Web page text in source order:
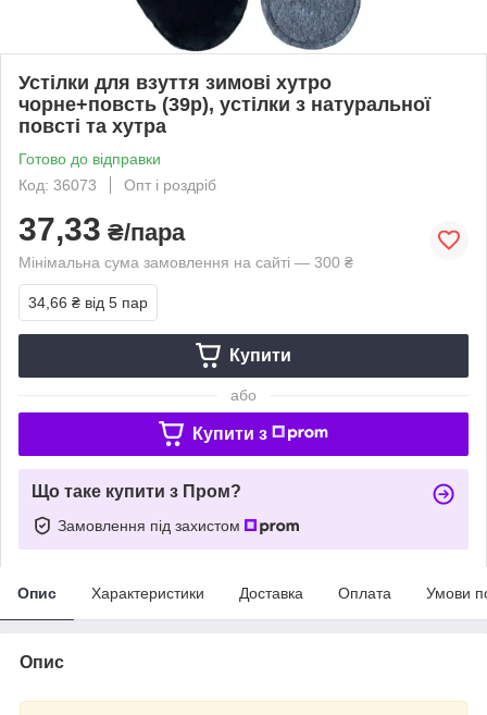
Устілки для взуття зимові хутро
чорне+повсть (39р), устілки з натуральної
повсті та хутра
Готово до відправки
Код: 36073
Опт і роздріб
37,33 ₴/пара
Мінімальна сума замовлення на сайті — 300 ₴
34,66 ₴ від 5 пар
Купити
або
Купити з
Що таке купити з Пром?
Замовлення під захистом
Опис Характеристики Доставка Оплата Умови
Опис